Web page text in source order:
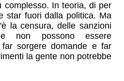
complesso. In teoria, di per
star fuori dalla politica. Ma
la censura, delle sanzioni
non possono essere
far sorgere domande e far
la gente non potrebbe